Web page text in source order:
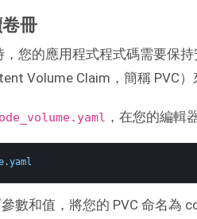
冊
，您的應用程式程式碼需要保
Volume Claim，簡稱 PVC
，在您的編輯
.yaml
數和值，將您的 PVC 命名為